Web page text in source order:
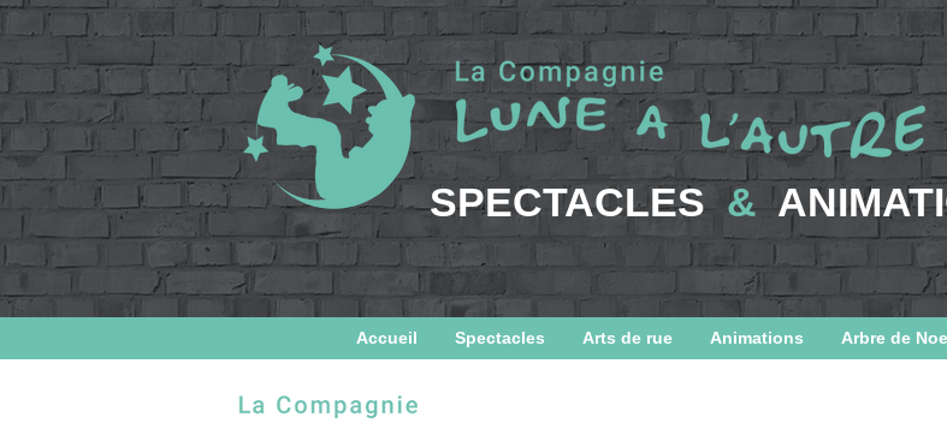
SPECTACLES &
Accueil Spectacles Arts de rue Animations Arbre de